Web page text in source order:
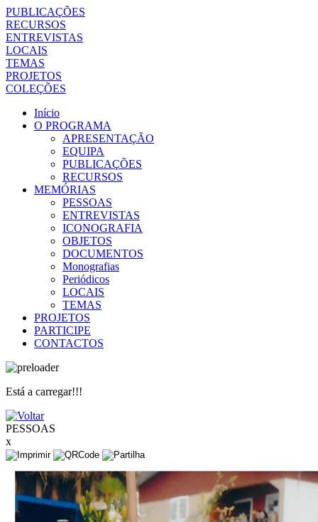
PUBLICAÇÕES
RECURSOS
ENTREVISTAS
LOCAIS
TEMAS
PROJETOS
COLEÇÕES
Início
O PROGRAMA
APRESENTAÇÃO
EQUIPA
PUBLICAÇÕES
RECURSOS
MEMÓRIAS
PESSOAS
ENTREVISTAS
ICONOGRAFIA
OBJETOS
DOCUMENTOS
Monografias
Periódicos
LOCAIS
TEMAS
PROJETOS
PARTICIPE
CONTACTOS
Está a carregar!!!
PESSOAS
x